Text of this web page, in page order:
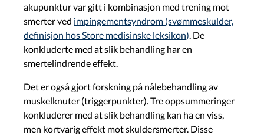
akupunktur var gitt i kombinasjon med trening mot
smerter ved impingementsyndrom (svømmeskulder,
definisjon hos Store medisinske leksikon) . De
konkluderte med at slik behandling har en
smertelindrende effekt.
Det er også gjort forskning på nålebehandling av
muskelknuter (triggerpunkter). Tre oppsummeringer
konkluderer med at slik behandling kan ha en viss,
men kortvarig effekt mot skuldersmerter. Disse